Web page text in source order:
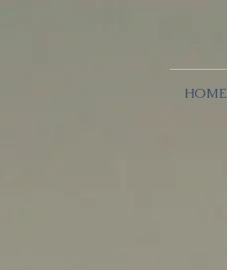
HOME